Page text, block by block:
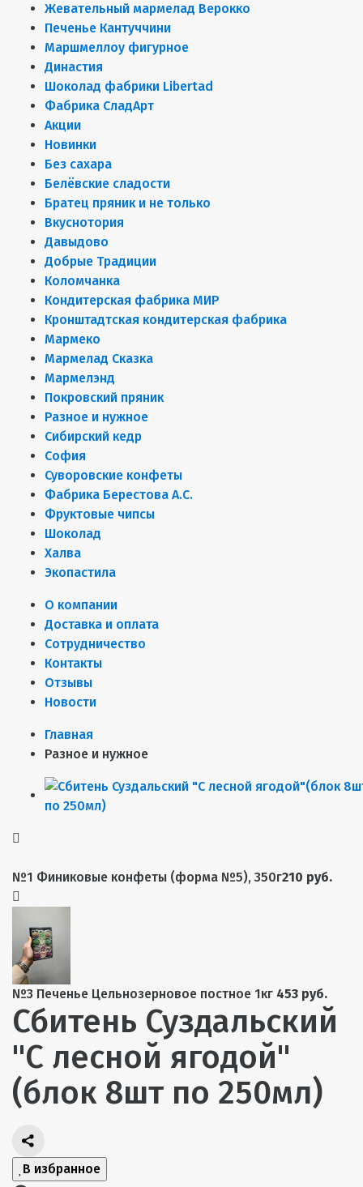
Жевательный мармелад Верокко
Печенье Кантуччини
Маршмеллоу фигурное
Династия
Шоколад фабрики Libertad
Фабрика СладАрт
Акции
Новинки
Без сахара
Белёвские сладости
Братец пряник и не только
Вкуснотория
Давыдово
Добрые Традиции
Коломчанка
Кондитерская фабрика МИР
Кронштадтская кондитерская фабрика
Мармеко
Мармелад Сказка
Мармелэнд
Покровский пряник
Разное и нужное
Сибирский кедр
София
Суворовские конфеты
Фабрика Берестова А.С.
Фруктовые чипсы
Шоколад
Халва
Экопастила
О компании
Доставка и оплата
Сотрудничество
Контакты
Отзывы
Новости
Главная
Разное и нужное
№1 Финиковые конфеты (форма №5), 350г210 руб.
№3 Печенье Цельнозерновое постное 1кг 453 руб.
Сбитень Суздальский
"С лесной ягодой"
(блок 8шт по 250мл)
В избранное